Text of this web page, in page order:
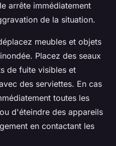
arrête immédiatement
de la situation.
meubles et objets
Placez des seaux
de fuite visibles et
des serviettes. En cas
toutes les
d'éteindre des appareils
en contactant les